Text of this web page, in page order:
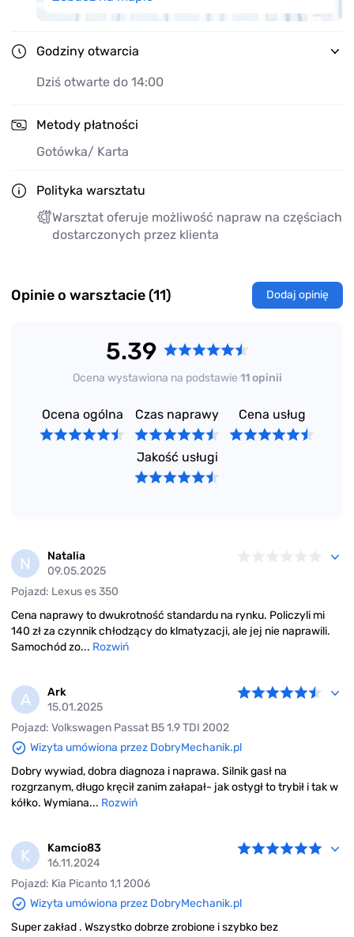
Godziny otwarcia
Dziś otwarte do 14:00
Metody płatności
Gotówka/ Karta
Polityka warsztatu
Warsztat oferuje możliwość napraw na częściach
dostarczonych przez klienta
Opinie o warsztacie (11) Dodaj opinię
5.39
Ocena wystawiona na podstawie 11 opinii
Ocena ogólna Czas naprawy Cena usług
Jakość usługi
N
Natalia
09.05.2025
Pojazd: Lexus es 350
Cena naprawy to dwukrotność standardu na rynku. Policzyli mi
140 zł za czynnik chłodzący do klmatyzacji, ale jej nie naprawili.
Samochód zo... Rozwiń
A
Ark
15.01.2025
Pojazd: Volkswagen Passat B5 1.9 TDI 2002
Wizyta umówiona przez DobryMechanik.pl
Dobry wywiad, dobra diagnoza i naprawa. Silnik gasł na
rozgrzanym, długo kręcił zanim załapał- jak ostygł to trybił i tak w
kółko. Wymiana... Rozwiń
K
Kamcio83
16.11.2024
Pojazd: Kia Picanto 1,1 2006
Wizyta umówiona przez DobryMechanik.pl
Super zakład . Wszystko dobrze zrobione i szybko bez